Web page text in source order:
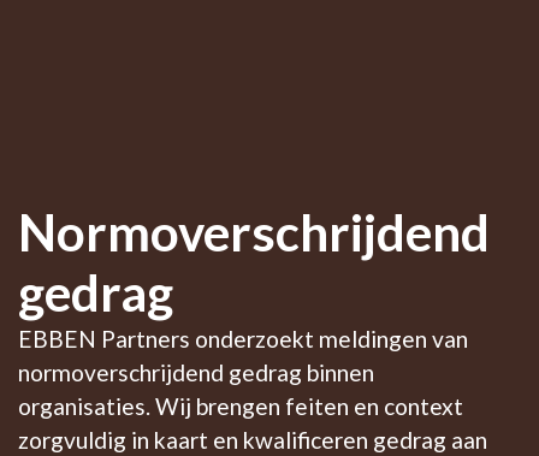
Normoverschrijdend
gedrag
EBBEN Partners onderzoekt meldingen van
normoverschrijdend gedrag binnen
organisaties. Wij brengen feiten en context
zorgvuldig in kaart en kwalificeren gedrag aan